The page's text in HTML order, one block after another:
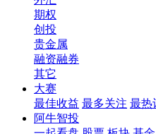
期权
创投
贵金属
融资融券
其它
大赛
最佳收益 最多关注 最热
阿牛智投